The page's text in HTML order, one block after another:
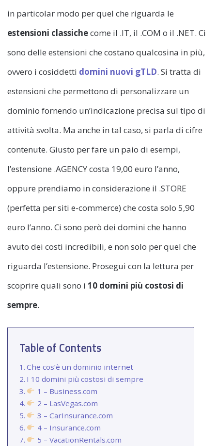
in particolar modo per quel che riguarda le
estensioni classichecome il .IT, il .COM o il .NET. Ci
sono delle estensioni che costano qualcosina in più,
ovvero i cosiddetti domini nuovi gTLD. Si tratta di
estensioni che permettono di personalizzare un
dominio fornendo un’indicazione precisa sul tipo di
attività svolta. Ma anche in tal caso, si parla di cifre
contenute. Giusto per fare un paio di esempi,
l’estensione .AGENCY costa 19,00 euro l’anno,
oppure prendiamo in considerazione il .STORE
(perfetta per siti e-commerce) che costa solo 5,90
euro l’anno. Ci sono però dei domini che hanno
avuto dei costi incredibili, e non solo per quel che
riguarda l’estensione. Prosegui con la lettura per
scoprire quali sono i 10 domini più costosi di
sempre.
Table of Contents
Che cos’è un dominio internet
I 10 domini più costosi di sempre
1 – Business.com
2 – LasVegas.com
3 – CarInsurance.com
4 – Insurance.com
5 – VacationRentals.com